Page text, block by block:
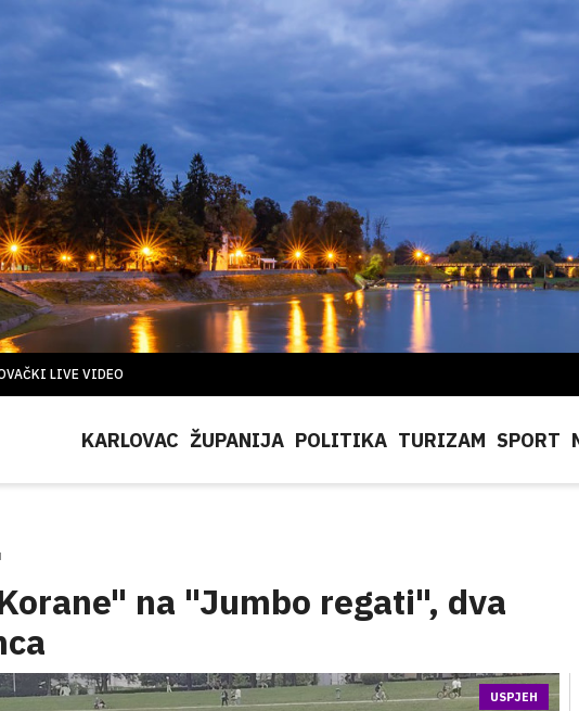
LIVE VIDEO
KARLOVAC ŽUPANIJA POLITIKA TURIZAM SPORT
na "Jumbo regati", dva
USPJEH